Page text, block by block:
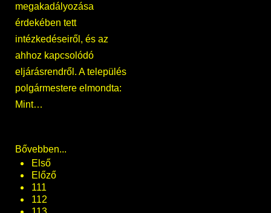
megakadályozása
érdekében tett
intézkedéseiről, és az
ahhoz kapcsolódó
eljárásrendről. A település
polgármestere elmondta:
Mint…
Bővebben...
Első
Előző
111
112